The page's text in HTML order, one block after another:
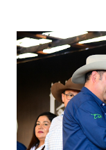
Corazón Urbano y
informó que en
metros
Nieto, entre
lo que se aplicará
llevará este